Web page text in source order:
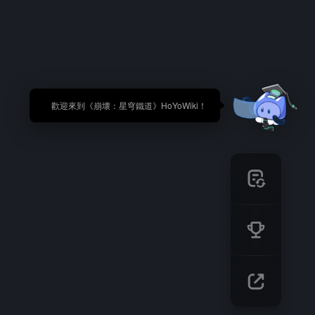
🎉 歡迎來到《崩壞：星穹鐵道》HoYoWiki！